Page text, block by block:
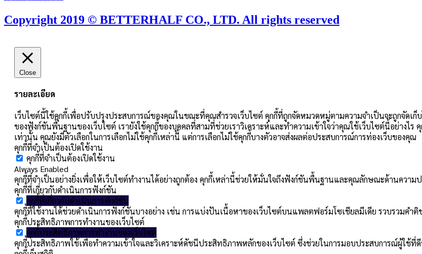
Copyright 2019 © BETTERHALF CO., LTD. All rights reserved
Close
รายละเอียด
เว็บไซต์นี้ใช้คุกกี้เพื่อปรับปรุงประสบการณ์ของคุณในขณะที่คุณสำรวจเว็บไซต์ คุกกี้ที่ถูกจัดหมวดหมู่ตามความจำเป็นจะถูกจัดเก็
ของฟังก์ชันพื้นฐานของเว็บไซต์ เรายังใช้คุกกี้ของบุคคลที่สามที่ช่วยเราวิเคราะห์และทำความเข้าใจว่าคุณใช้เว็บไซต์นี้อย่างไร
เท่านั้น คุณยังมีตัวเลือกในการเลือกไม่ใช้คุกกี้เหล่านี้ แต่การเลือกไม่ใช้คุกกี้บางตัวอาจส่งผลต่อประสบการณ์การท่องเว็บของคุณ
คุกกี้ที่จำเป็นต้องเปิดใช้งาน
คุกกี้ที่จำเป็นต้องเปิดใช้งาน
Always Enabled
คุกกี้ที่จำเป็นอย่างยิ่งเพื่อให้เว็บไซต์ทำงานได้อย่างถูกต้อง คุกกี้เหล่านี้ช่วยให้มั่นใจถึงฟังก์ชันพื้นฐานและคุณลักษณะด้านความ
คุกกี้ที่เกี่ยวกับดำเนินการฟังก์ชัน
คุกกี้ที่เกี่ยวกับดำเนินการฟังก์ชัน
คุกกี้ที่ใช้งานได้ช่วยดำเนินการฟังก์ชันบางอย่าง เช่น การแบ่งปันเนื้อหาของเว็บไซต์บนแพลตฟอร์มโซเชียลมีเดีย รวบรวมค
คุกกี้ประสิทธิภาพการทำงานของเว็บไซต์
คุกกี้ประสิทธิภาพการทำงานของเว็บไซต์
คุกกี้ประสิทธิภาพใช้เพื่อทำความเข้าใจและวิเคราะห์ดัชนีประสิทธิภาพหลักของเว็บไซต์ ซึ่งช่วยในการมอบประสบการณ์ผู้ใช้ที่